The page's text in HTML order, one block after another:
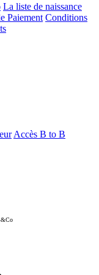
La liste de naissance
Paiement Conditions
Accès B to B